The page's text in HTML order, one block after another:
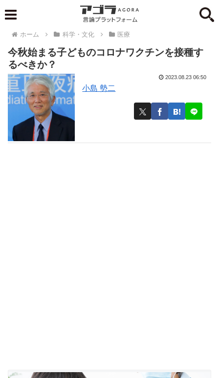
ホーム 科学・文化 医療
今秋始まる子どものコロナワクチンを接種す
るべきか？
小島 勢二
2023.08.23 06:50